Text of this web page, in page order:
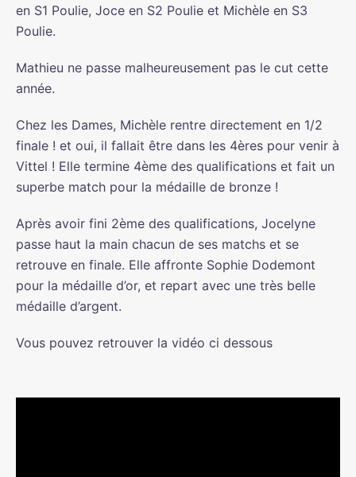
en S1 Poulie, Joce en S2 Poulie et Michèle en S3
Poulie.
Mathieu ne passe malheureusement pas le cut cette
année.
Chez les Dames, Michèle rentre directement en 1/2
finale ! et oui, il fallait être dans les 4ères pour venir à
Vittel ! Elle termine 4ème des qualifications et fait un
superbe match pour la médaille de bronze !
Après avoir fini 2ème des qualifications, Jocelyne
passe haut la main chacun de ses matchs et se
retrouve en finale. Elle affronte Sophie Dodemont
pour la médaille d’or, et repart avec une très belle
médaille d’argent.
Vous pouvez retrouver la vidéo ci dessous